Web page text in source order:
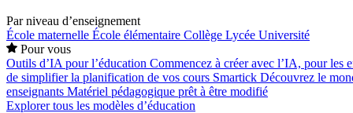
Par niveau d’enseignement
École maternelle École élémentaire Collège Lycée Université
Pour vous
Outils d’IA pour l’éducation Commencez à créer avec l’IA, pour les
de simplifier la planification de vos cours Smartick Découvrez le
enseignants Matériel pédagogique prêt à être modifié
Explorer tous les modèles d’éducation